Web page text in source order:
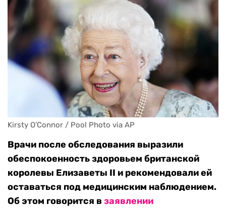
Kirsty O’Connor / Pool Photo via AP
Врачи после обследования выразили
обеспокоенность здоровьем британской
королевы Елизаветы II и рекомендовали ей
оставаться под медицинским наблюдением.
Об этом говорится в заявлении